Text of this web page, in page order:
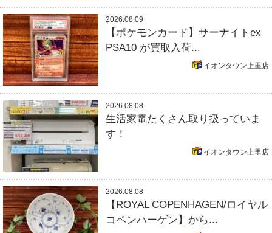
2026.08.09
【ポケモンカード】サーナイトex
PSA10 が買取入荷...
イオンタウン上里店
2026.08.08
生活家電たくさん取り扱っていま
す！
イオンタウン上里店
2026.08.08
【ROYAL COPENHAGEN/ロイヤル
コペンハーゲン】から...